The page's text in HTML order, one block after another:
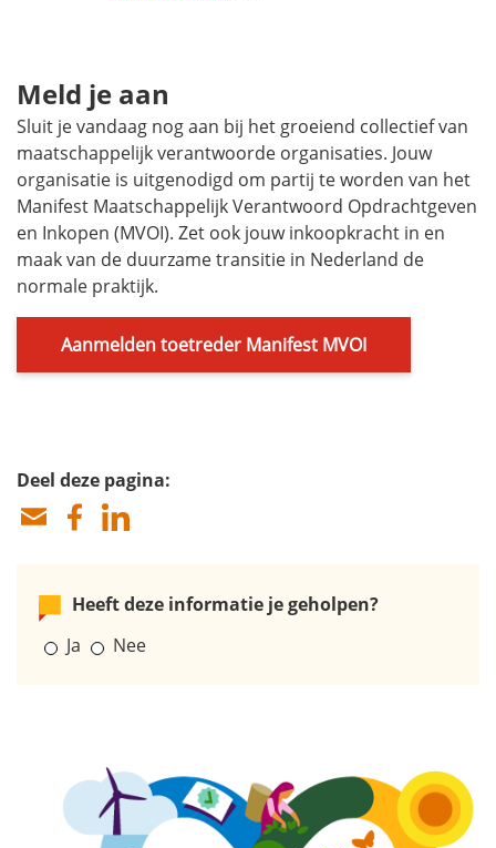
Meld je aan
Sluit je vandaag nog aan bij het groeiend collectief van
maatschappelijk verantwoorde organisaties. Jouw
organisatie is uitgenodigd om partij te worden van het
Manifest Maatschappelijk Verantwoord Opdrachtgeven
en Inkopen (MVOI). Zet ook jouw inkoopkracht in en
maak van de duurzame transitie in Nederland de
normale praktijk.
Aanmelden toetreder Manifest MVOI
Deel deze pagina:
Heeft deze informatie je geholpen?
Ja
Nee